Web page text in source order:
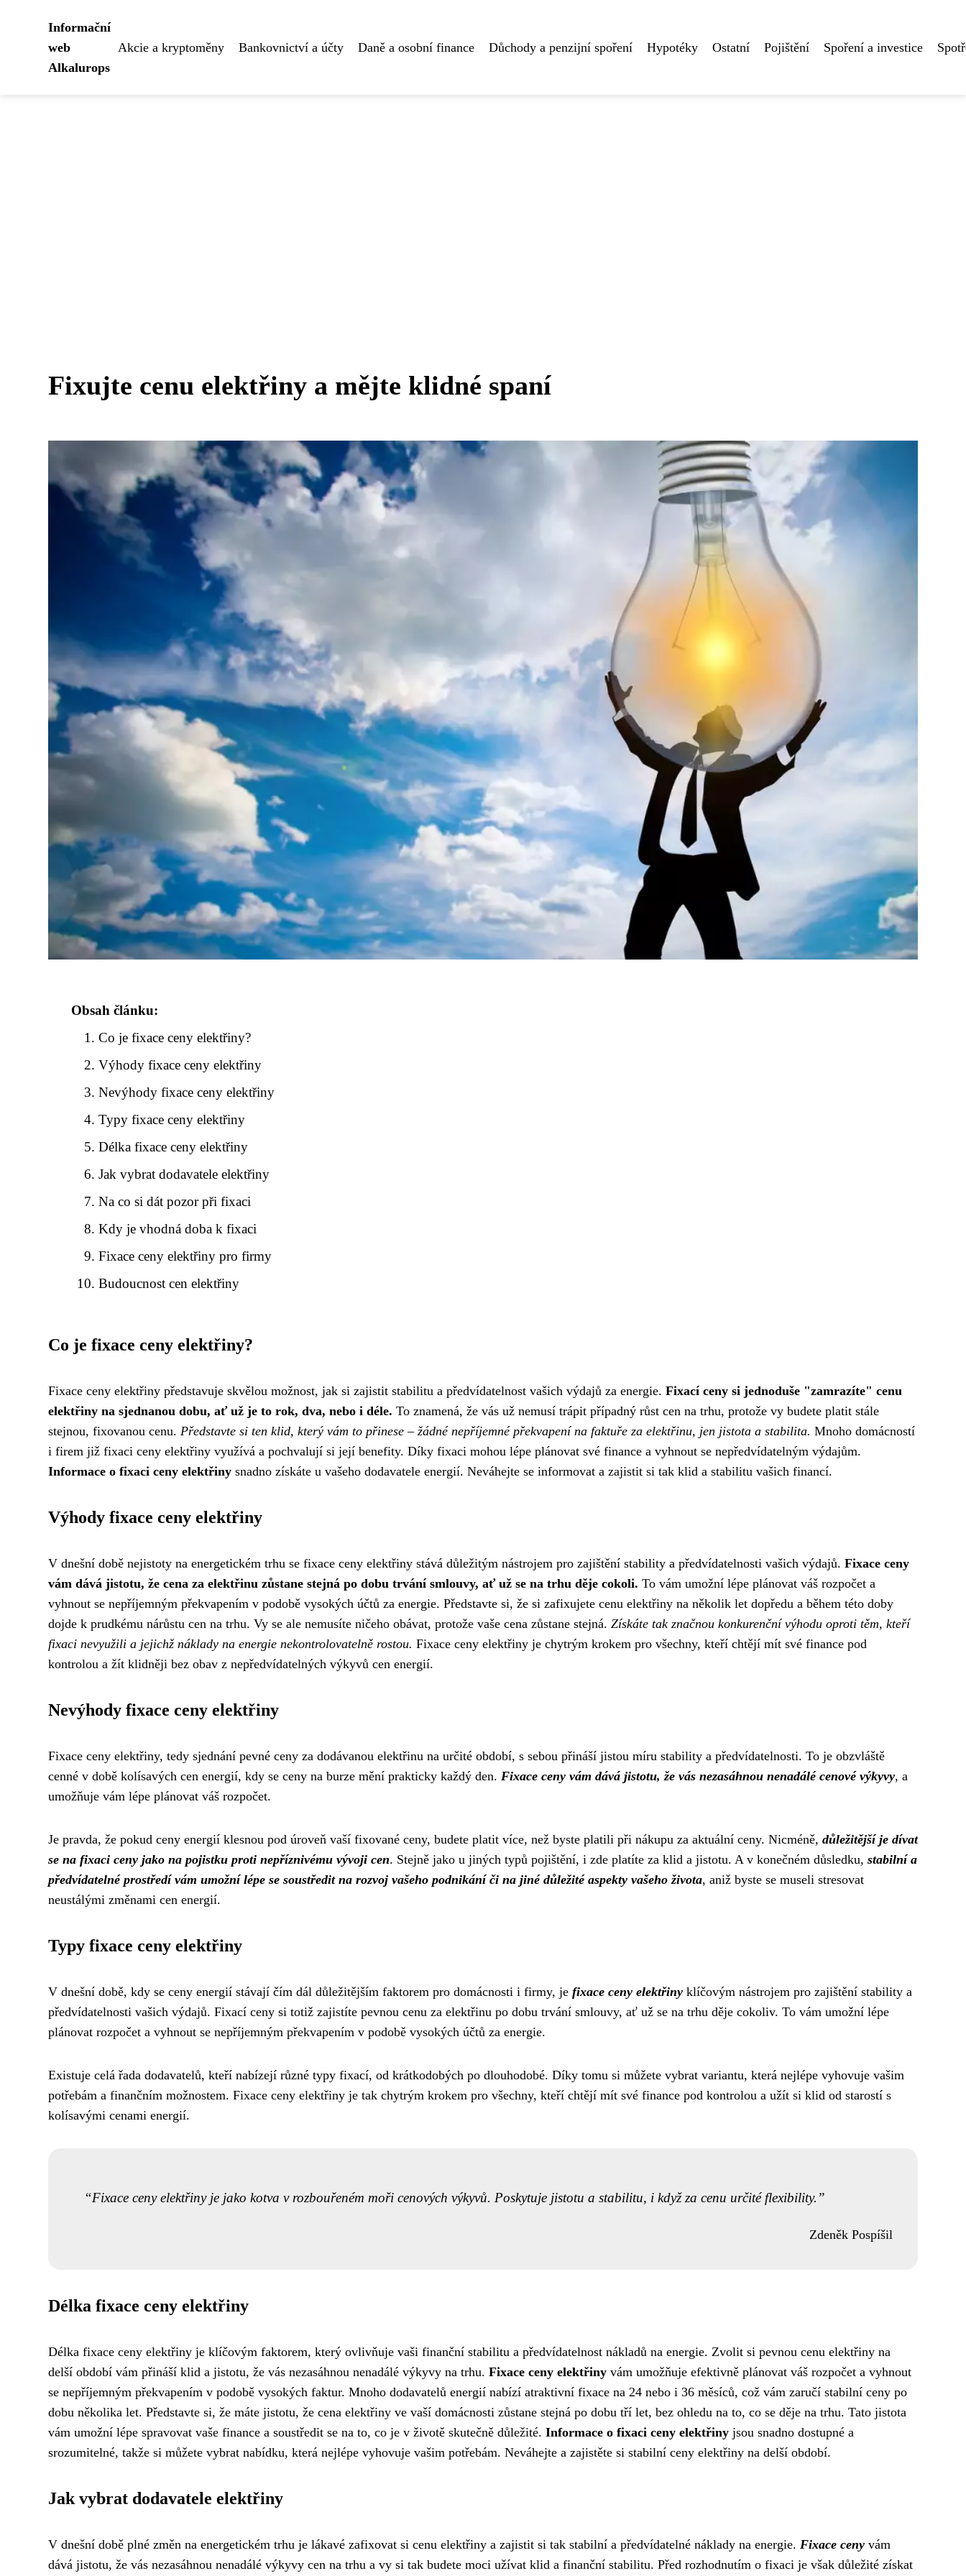
Informační
web
Alkalurops
Akcie a kryptoměny Bankovnictví a účty Daně a osobní finance Důchody a penzijní spoření Hypotéky Ostatní Pojištění Spoření a investice
Fixujte cenu elektřiny a mějte klidné spaní
Obsah článku:
Co je fixace ceny elektřiny?
Výhody fixace ceny elektřiny
Nevýhody fixace ceny elektřiny
Typy fixace ceny elektřiny
Délka fixace ceny elektřiny
Jak vybrat dodavatele elektřiny
Na co si dát pozor při fixaci
Kdy je vhodná doba k fixaci
Fixace ceny elektřiny pro firmy
Budoucnost cen elektřiny
Co je fixace ceny elektřiny?
Fixace ceny elektřiny představuje skvělou možnost, jak si zajistit stabilitu a předvídatelnost vašich výdajů za energie. Fixací ceny si jednoduše "zamrazíte" cenu
elektřiny na sjednanou dobu, ať už je to rok, dva, nebo i déle. To znamená, že vás už nemusí trápit případný růst cen na trhu, protože vy budete platit stále
stejnou, fixovanou cenu. Představte si ten klid, který vám to přinese – žádné nepříjemné překvapení na faktuře za elektřinu, jen jistota a stabilita. Mnoho domácností
i firem již fixaci ceny elektřiny využívá a pochvalují si její benefity. Díky fixaci mohou lépe plánovat své finance a vyhnout se nepředvídatelným výdajům.
Informace o fixaci ceny elektřiny snadno získáte u vašeho dodavatele energií. Neváhejte se informovat a zajistit si tak klid a stabilitu vašich financí.
Výhody fixace ceny elektřiny
V dnešní době nejistoty na energetickém trhu se fixace ceny elektřiny stává důležitým nástrojem pro zajištění stability a předvídatelnosti vašich výdajů. Fixace ceny
vám dává jistotu, že cena za elektřinu zůstane stejná po dobu trvání smlouvy, ať už se na trhu děje cokoli. To vám umožní lépe plánovat váš rozpočet a
vyhnout se nepříjemným překvapením v podobě vysokých účtů za energie. Představte si, že si zafixujete cenu elektřiny na několik let dopředu a během této doby
dojde k prudkému nárůstu cen na trhu. Vy se ale nemusíte ničeho obávat, protože vaše cena zůstane stejná. Získáte tak značnou konkurenční výhodu oproti těm, kteří
fixaci nevyužili a jejichž náklady na energie nekontrolovatelně rostou. Fixace ceny elektřiny je chytrým krokem pro všechny, kteří chtějí mít své finance pod
kontrolou a žít klidněji bez obav z nepředvídatelných výkyvů cen energií.
Nevýhody fixace ceny elektřiny
Fixace ceny elektřiny, tedy sjednání pevné ceny za dodávanou elektřinu na určité období, s sebou přináší jistou míru stability a předvídatelnosti. To je obzvláště
cenné v době kolísavých cen energií, kdy se ceny na burze mění prakticky každý den. Fixace ceny vám dává jistotu, že vás nezasáhnou nenadálé cenové výkyvy, a
umožňuje vám lépe plánovat váš rozpočet.
Je pravda, že pokud ceny energií klesnou pod úroveň vaší fixované ceny, budete platit více, než byste platili při nákupu za aktuální ceny. Nicméně, důležitější je dívat
se na fixaci ceny jako na pojistku proti nepříznivému vývoji cen. Stejně jako u jiných typů pojištění, i zde platíte za klid a jistotu. A v konečném důsledku, stabilní a
předvídatelné prostředí vám umožní lépe se soustředit na rozvoj vašeho podnikání či na jiné důležité aspekty vašeho života, aniž byste se museli stresovat
neustálými změnami cen energií.
Typy fixace ceny elektřiny
V dnešní době, kdy se ceny energií stávají čím dál důležitějším faktorem pro domácnosti i firmy, je fixace ceny elektřiny klíčovým nástrojem pro zajištění stability a
předvídatelnosti vašich výdajů. Fixací ceny si totiž zajistíte pevnou cenu za elektřinu po dobu trvání smlouvy, ať už se na trhu děje cokoliv. To vám umožní lépe
plánovat rozpočet a vyhnout se nepříjemným překvapením v podobě vysokých účtů za energie.
Existuje celá řada dodavatelů, kteří nabízejí různé typy fixací, od krátkodobých po dlouhodobé. Díky tomu si můžete vybrat variantu, která nejlépe vyhovuje vašim
potřebám a finančním možnostem. Fixace ceny elektřiny je tak chytrým krokem pro všechny, kteří chtějí mít své finance pod kontrolou a užít si klid od starostí s
kolísavými cenami energií.
Fixace ceny elektřiny je jako kotva v rozbouřeném moři cenových výkyvů. Poskytuje jistotu a stabilitu, i když za cenu určité flexibility.
Zdeněk Pospíšil
Délka fixace ceny elektřiny
Délka fixace ceny elektřiny je klíčovým faktorem, který ovlivňuje vaši finanční stabilitu a předvídatelnost nákladů na energie. Zvolit si pevnou cenu elektřiny na
delší období vám přináší klid a jistotu, že vás nezasáhnou nenadálé výkyvy na trhu. Fixace ceny elektřiny vám umožňuje efektivně plánovat váš rozpočet a vyhnout
se nepříjemným překvapením v podobě vysokých faktur. Mnoho dodavatelů energií nabízí atraktivní fixace na 24 nebo i 36 měsíců, což vám zaručí stabilní ceny po
dobu několika let. Představte si, že máte jistotu, že cena elektřiny ve vaší domácnosti zůstane stejná po dobu tří let, bez ohledu na to, co se děje na trhu. Tato jistota
vám umožní lépe spravovat vaše finance a soustředit se na to, co je v životě skutečně důležité. Informace o fixaci ceny elektřiny jsou snadno dostupné a
srozumitelné, takže si můžete vybrat nabídku, která nejlépe vyhovuje vašim potřebám. Neváhejte a zajistěte si stabilní ceny elektřiny na delší období.
Jak vybrat dodavatele elektřiny
V dnešní době plné změn na energetickém trhu je lákavé zafixovat si cenu elektřiny a zajistit si tak stabilní a předvídatelné náklady na energie. Fixace ceny vám
dává jistotu, že vás nezasáhnou nenadálé výkyvy cen na trhu a vy si tak budete moci užívat klid a finanční stabilitu. Před rozhodnutím o fixaci je však důležité získat